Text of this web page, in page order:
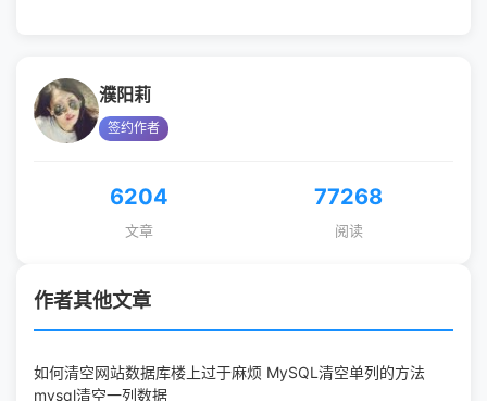
濮阳莉
签约作者
6204
文章
77268
阅读
作者其他文章
如何清空网站数据库楼上过于麻烦 MySQL清空单列的方法
mysql清空一列数据